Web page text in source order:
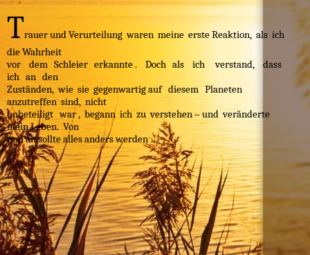
Trauer und Verurteilung waren meine erste Reaktion, als ich
die Wahrheit
vor dem Schleier erkannte . Doch als ich verstand, dass
ich an den
Zuständen, wie sie gegenwartig auf diesem Planeten
anzutreffen sind, nicht
unbeteiligt war , begann ich zu verstehen ‒ und veränderte
mein Leben. Von
nun an sollte alles anders werden …